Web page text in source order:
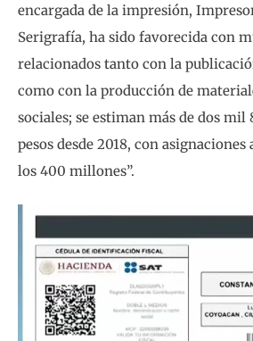
encargada de la impresión,
Serigrafía, ha sido favorecida con
relacionados tanto con la
como con la producción de
sociales; se estiman más de dos
pesos desde 2018, con asignaciones
los 400 millones”.